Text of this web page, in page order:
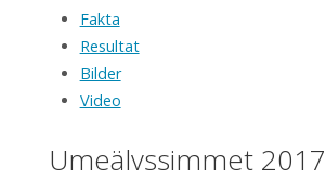
Fakta
Resultat
Bilder
Video
Umeälvssimmet 2017